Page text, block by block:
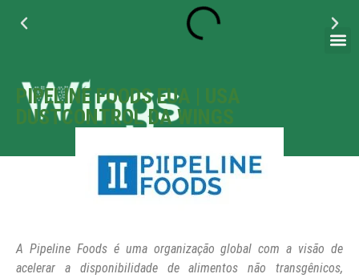
+55 (11) 4789-4070
+55 11 95042 3271
PIPELINE FOODS EUA | USA
DUSTCONTROL DA WINGS
A Pipeline Foods é uma organização global com a visão de
acelerar a disponibilidade de alimentos não transgênicos,